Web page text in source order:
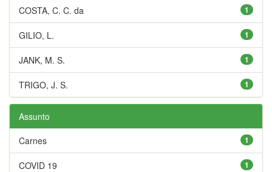
1
COSTA, C. C. da
1
GILIO, L.
1
JANK, M. S.
1
TRIGO, J. S.
Assunto
1
Carnes
1
COVID 19